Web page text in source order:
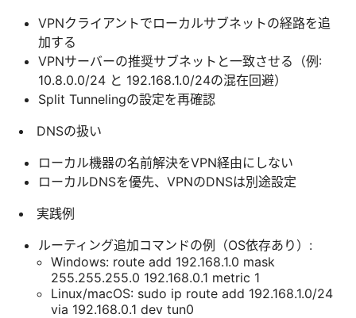
VPNクライアントでローカルサブネットの経路を追
加する
VPNサーバーの推奨サブネットと一致させる（例:
10.8.0.0/24 と 192.168.1.0/24の混在回避）
Split Tunnelingの設定を再確認
DNSの扱い
ローカル機器の名前解決をVPN経由にしない
ローカルDNSを優先、VPNのDNSは別途設定
実践例
ルーティング追加コマンドの例（OS依存あり）:
Windows: route add 192.168.1.0 mask
255.255.255.0 192.168.0.1 metric 1
Linux/macOS: sudo ip route add 192.168.1.0/24
via 192.168.0.1 dev tun0